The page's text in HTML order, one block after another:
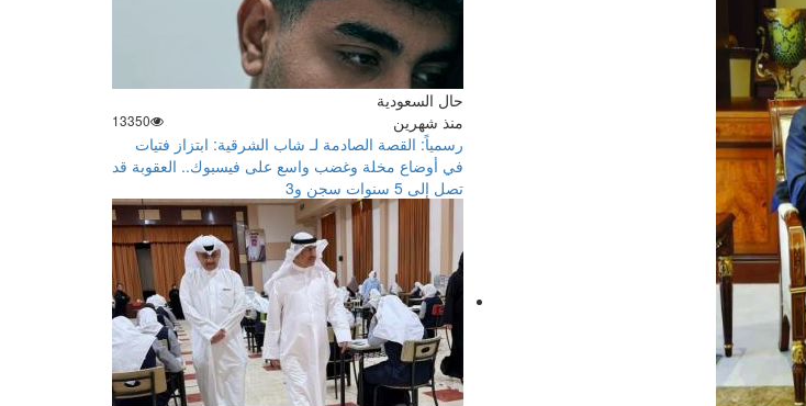
حال السعودية
منذ شهرين
13350
رسمياً: القصة الصادمة لـ شاب الشرقية: ابتزاز فتيات
في أوضاع مخلة وغضب واسع على فيسبوك.. العقوبة قد
تصل إلى 5 سنوات سجن و3